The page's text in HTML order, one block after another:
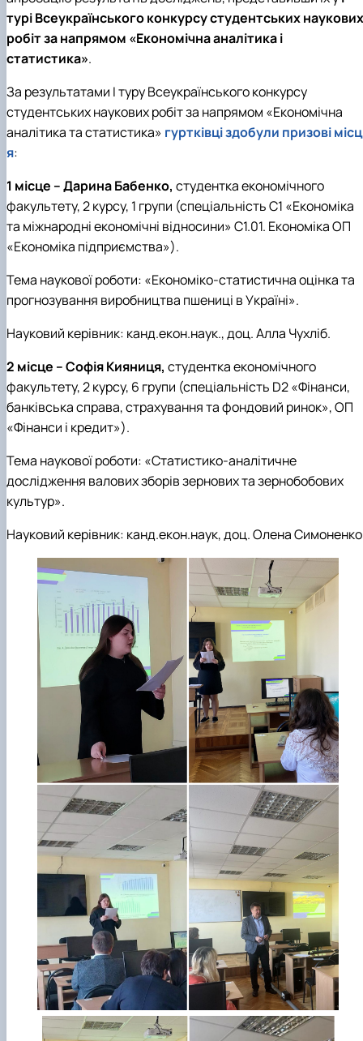
турі Всеукраїнського конкурсу студентських наукових
робіт за напрямом «Економічна аналітика і
статистика».
За результатами І туру Всеукраїнського конкурсу
студентських наукових робіт за напрямом «Економічна
аналітика та статистика» гуртківці здобули призові місц
я:
1 місце – Дарина Бабенко, студентка економічного
факультету, 2 курсу, 1 групи (спеціальність С1 «Економіка
та міжнародні економічні відносини» С1.01. Економіка ОП
«Економіка підприємства»).
Тема наукової роботи: «Економіко-статистична оцінка та
прогнозування виробництва пшениці в Україні».
Науковий керівник: канд.екон.наук., доц. Алла Чухліб.
2 місце – Софія Кияниця, студентка економічного
факультету, 2 курсу, 6 групи (спеціальність D2 «Фінанси,
банківська справа, страхування та фондовий ринок», ОП
«Фінанси і кредит»).
Тема наукової роботи: «Статистико-аналітичне
дослідження валових зборів зернових та зернобобових
культур».
Науковий керівник: канд.екон.наук, доц. Олена